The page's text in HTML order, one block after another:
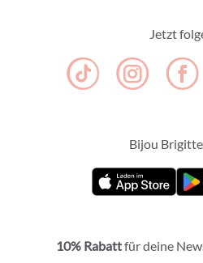
Jetzt
Bijou
10% Rabattfür deine